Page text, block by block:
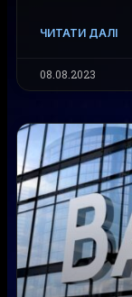
ЧИТАТИ ДАЛІ
08.08.2023